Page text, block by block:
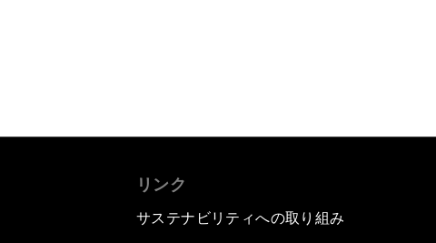
リンク
サステナビリティへの取り組み